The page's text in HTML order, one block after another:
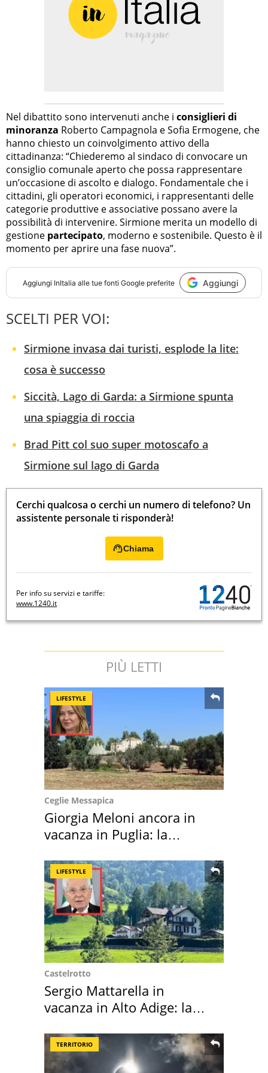
Nel dibattito sono intervenuti anche i consiglieri di
minoranza Roberto Campagnola e Sofia Ermogene, che
hanno chiesto un coinvolgimento attivo della
cittadinanza: “Chiederemo al sindaco di convocare un
consiglio comunale aperto che possa rappresentare
un’occasione di ascolto e dialogo. Fondamentale che i
cittadini, gli operatori economici, i rappresentanti delle
categorie produttive e associative possano avere la
possibilità di intervenire. Sirmione merita un modello di
gestione partecipato, moderno e sostenibile. Questo è il
momento per aprire una fase nuova”.
Aggiungi InItalia alle tue fonti Google preferite Aggiungi
SCELTI PER VOI:
Sirmione invasa dai turisti, esplode la lite:
cosa è successo
Siccità, Lago di Garda: a Sirmione spunta
una spiaggia di roccia
Brad Pitt col suo super motoscafo a
Sirmione sul lago di Garda
Cerchi qualcosa o cerchi un numero di telefono? Un
assistente personale ti risponderà!
Chiama
Per info su servizi e tariffe:
www.1240.it
PIÙ LETTI
LIFESTYLE
Ceglie Messapica
Giorgia Meloni ancora in
vacanza in Puglia: la
LIFESTYLE
Castelrotto
Sergio Mattarella in
vacanza in Alto Adige: la
TERRITORIO